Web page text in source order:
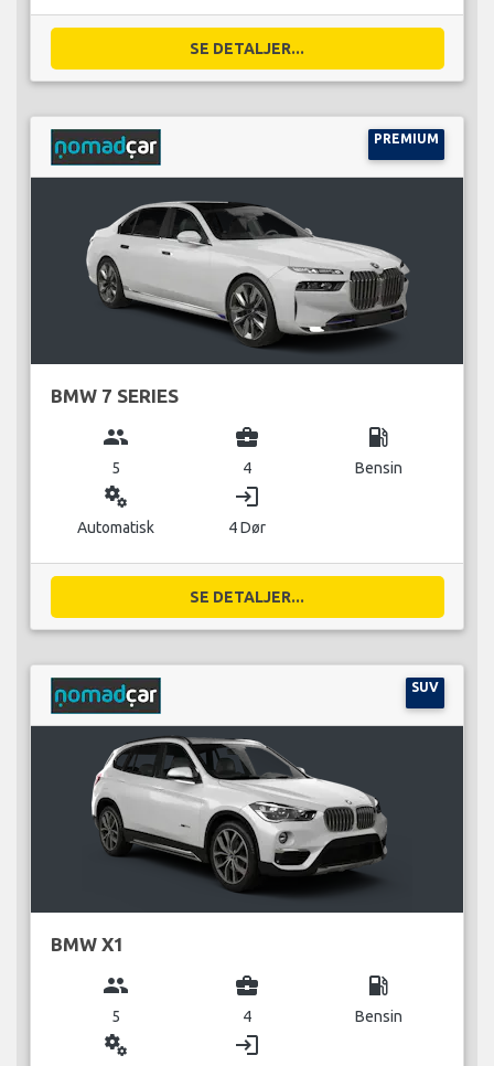
SE DETALJER...
PREMIUM
BMW 7 SERIES
group
5
business_center
4
local_gas_station
Bensin
miscellaneous_services
Automatisk
login
4 Dør
SE DETALJER...
SUV
BMW X1
group
5
business_center
4
local_gas_station
Bensin
miscellaneous_services login